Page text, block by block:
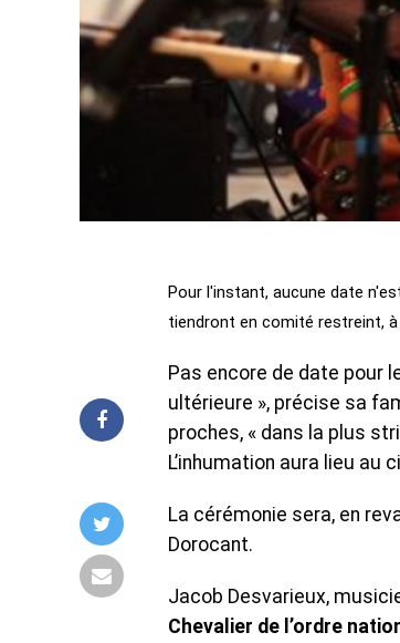
Pour l'instant, aucune date
tiendront en comité restreint,
Pas encore de date pour
ultérieure », précise sa
proches, « dans la plus
L’inhumation aura lieu au
La cérémonie sera, en
Dorocant.
Jacob Desvarieux,
Chevalier de l’ordre